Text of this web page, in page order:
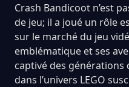
Crash Bandicoot n’est
de jeu; il a joué un rôle
sur le marché du jeu
emblématique et ses
captivé des générations
dans l’univers LEGO